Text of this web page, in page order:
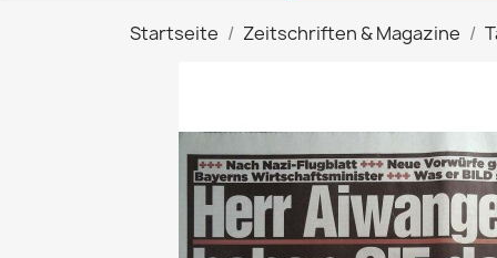
JUGEND /
hey!
Mädchen
POP Rocky
Startseite Zeitschriften & Magazine